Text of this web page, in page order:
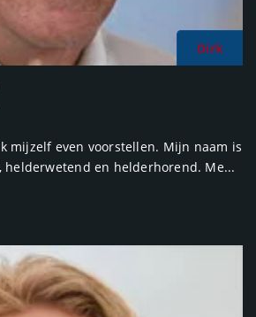
Dirk
mijzelf even voorstellen. Mijn naam is
helderwetend en helderhorend. Me...